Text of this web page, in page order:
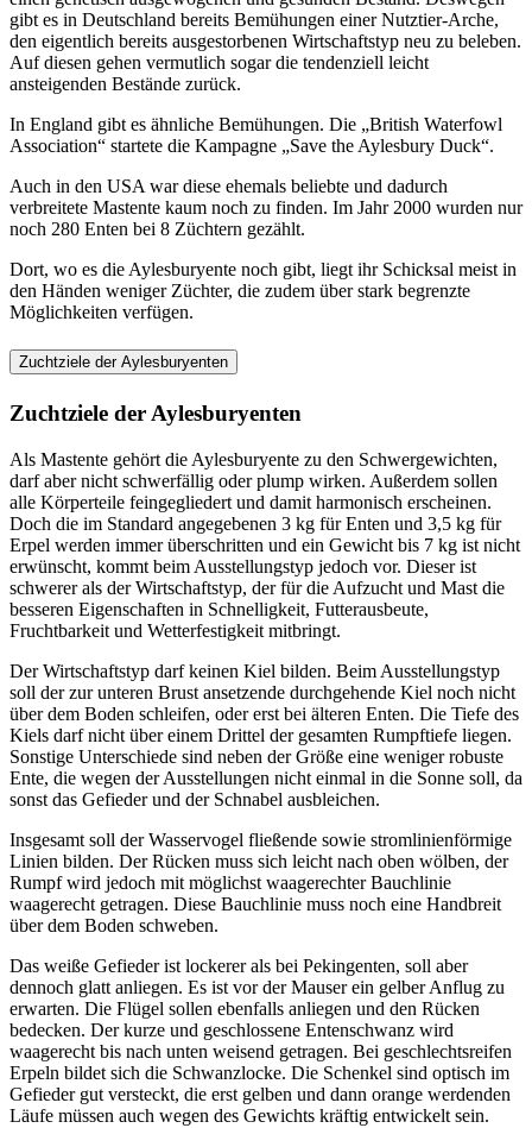
gibt es in Deutschland bereits Bemühungen einer Nutztier-Arche,
den eigentlich bereits ausgestorbenen Wirtschaftstyp neu zu beleben.
Auf diesen gehen vermutlich sogar die tendenziell leicht
ansteigenden Bestände zurück.
In England gibt es ähnliche Bemühungen. Die „British Waterfowl
Association“ startete die Kampagne „Save the Aylesbury Duck“.
Auch in den USA war diese ehemals beliebte und dadurch
verbreitete Mastente kaum noch zu finden. Im Jahr 2000 wurden nur
noch 280 Enten bei 8 Züchtern gezählt.
Dort, wo es die Aylesburyente noch gibt, liegt ihr Schicksal meist in
den Händen weniger Züchter, die zudem über stark begrenzte
Möglichkeiten verfügen.
Zuchtziele der Aylesburyenten
Zuchtziele der Aylesburyenten
Als Mastente gehört die Aylesburyente zu den Schwergewichten,
darf aber nicht schwerfällig oder plump wirken. Außerdem sollen
alle Körperteile feingegliedert und damit harmonisch erscheinen.
Doch die im Standard angegebenen 3 kg für Enten und 3,5 kg für
Erpel werden immer überschritten und ein Gewicht bis 7 kg ist nicht
erwünscht, kommt beim Ausstellungstyp jedoch vor. Dieser ist
schwerer als der Wirtschaftstyp, der für die Aufzucht und Mast die
besseren Eigenschaften in Schnelligkeit, Futterausbeute,
Fruchtbarkeit und Wetterfestigkeit mitbringt.
Der Wirtschaftstyp darf keinen Kiel bilden. Beim Ausstellungstyp
soll der zur unteren Brust ansetzende durchgehende Kiel noch nicht
über dem Boden schleifen, oder erst bei älteren Enten. Die Tiefe des
Kiels darf nicht über einem Drittel der gesamten Rumpftiefe liegen.
Sonstige Unterschiede sind neben der Größe eine weniger robuste
Ente, die wegen der Ausstellungen nicht einmal in die Sonne soll, da
sonst das Gefieder und der Schnabel ausbleichen.
Insgesamt soll der Wasservogel fließende sowie stromlinienförmige
Linien bilden. Der Rücken muss sich leicht nach oben wölben, der
Rumpf wird jedoch mit möglichst waagerechter Bauchlinie
waagerecht getragen. Diese Bauchlinie muss noch eine Handbreit
über dem Boden schweben.
Das weiße Gefieder ist lockerer als bei Pekingenten, soll aber
dennoch glatt anliegen. Es ist vor der Mauser ein gelber Anflug zu
erwarten. Die Flügel sollen ebenfalls anliegen und den Rücken
bedecken. Der kurze und geschlossene Entenschwanz wird
waagerecht bis nach unten weisend getragen. Bei geschlechtsreifen
Erpeln bildet sich die Schwanzlocke. Die Schenkel sind optisch im
Gefieder gut versteckt, die erst gelben und dann orange werdenden
Läufe müssen auch wegen des Gewichts kräftig entwickelt sein.